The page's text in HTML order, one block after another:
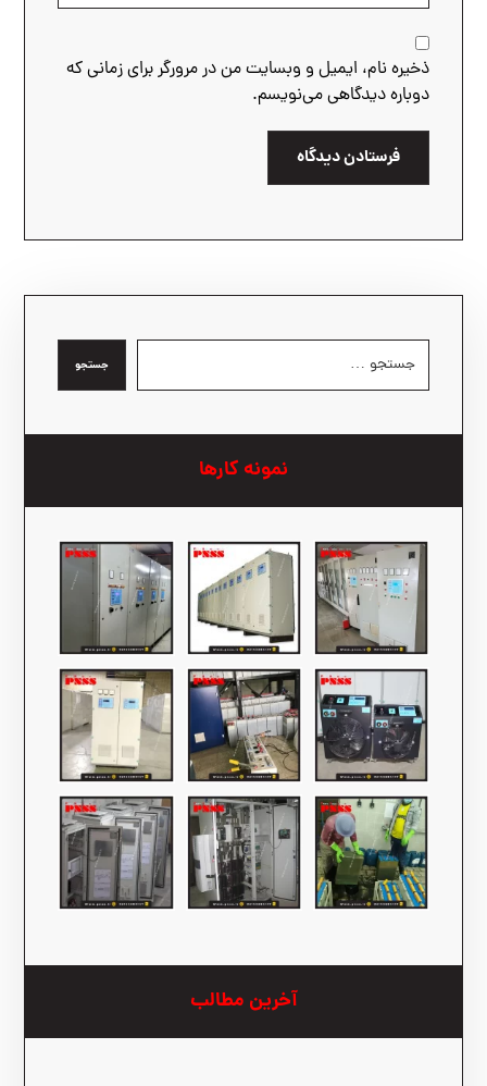
ذخیره نام، ایمیل و وبسایت من در مرورگر برای زمانی که
دوباره دیدگاهی می‌نویسم.
فرستادن دیدگاه
جستجو
نمونه کارها
آخرین مطالب